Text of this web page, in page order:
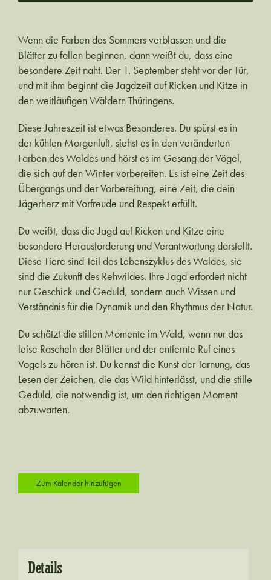
Wenn die Farben des Sommers verblassen und die
Blätter zu fallen beginnen, dann weißt du, dass eine
besondere Zeit naht. Der 1. September steht vor der Tür,
und mit ihm beginnt die Jagdzeit auf Ricken und Kitze in
den weitläufigen Wäldern Thüringens.
Diese Jahreszeit ist etwas Besonderes. Du spürst es in
der kühlen Morgenluft, siehst es in den veränderten
Farben des Waldes und hörst es im Gesang der Vögel,
die sich auf den Winter vorbereiten. Es ist eine Zeit des
Übergangs und der Vorbereitung, eine Zeit, die dein
Jägerherz mit Vorfreude und Respekt erfüllt.
Du weißt, dass die Jagd auf Ricken und Kitze eine
besondere Herausforderung und Verantwortung darstellt.
Diese Tiere sind Teil des Lebenszyklus des Waldes, sie
sind die Zukunft des Rehwildes. Ihre Jagd erfordert nicht
nur Geschick und Geduld, sondern auch Wissen und
Verständnis für die Dynamik und den Rhythmus der Natur.
Du schätzt die stillen Momente im Wald, wenn nur das
leise Rascheln der Blätter und der entfernte Ruf eines
Vogels zu hören ist. Du kennst die Kunst der Tarnung, das
Lesen der Zeichen, die das Wild hinterlässt, und die stille
Geduld, die notwendig ist, um den richtigen Moment
abzuwarten.
Zum Kalender hinzufügen
Details